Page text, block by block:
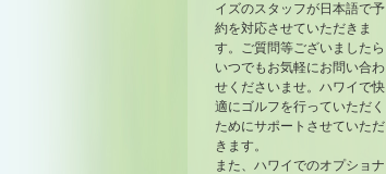
イズのスタッフが日本語で予
約を対応させていただきま
す。ご質問等ございましたら
いつでもお気軽にお問い合わ
せくださいませ。ハワイで快
適にゴルフを行っていただく
ためにサポートさせていただ
きます。
また、ハワイでのオプショナ